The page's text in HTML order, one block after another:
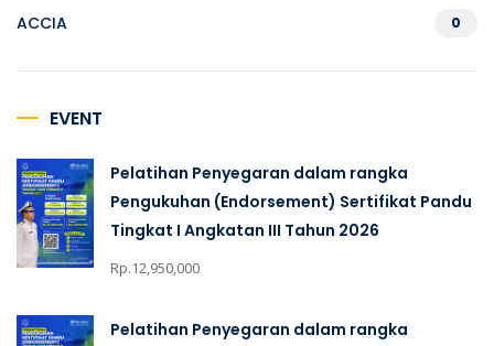
ACCIA 0
EVENT
Pelatihan Penyegaran dalam rangka
Pengukuhan (Endorsement) Sertifikat Pandu
Tingkat I Angkatan III Tahun 2026
Rp.12,950,000
Pelatihan Penyegaran dalam rangka